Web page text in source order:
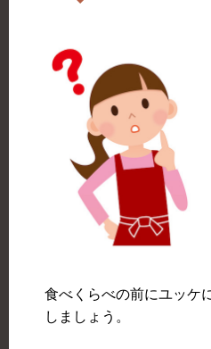
食べくらべの前にユッケ
しましょう。